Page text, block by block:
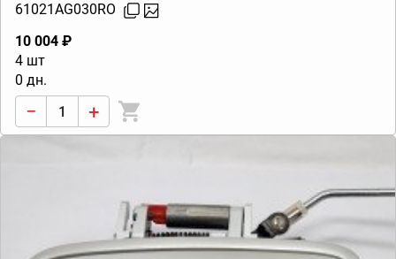
61021AG030RO
10 004 ₽
4 шт
0 дн.
− +